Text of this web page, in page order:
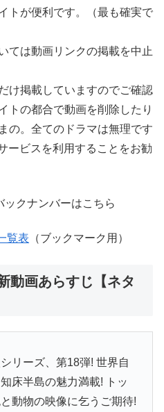
トが便利です。（最も確実で
ては動画リンクの掲載を中止
け掲載していますのでご確認
トの都合で動画を削除したり
の。全てのドラマは無理です
ービスを利用することをお勧
ックナンバーはこちら
覧表 （ブックマーク用）
動画あらすじ【ネタ
リーズ、第18弾! 世界自
床半島の魅力満載! トッ
動物の映像に乞うご期待!